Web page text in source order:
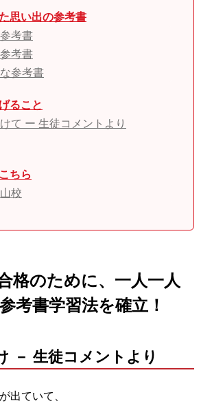
思い出の参考書
考書
考書
参考書
ること
て ー 生徒コメントより
ちら
校
格のために、一人一人
考書学習法を確立！
－ 生徒コメントより
出ていて、